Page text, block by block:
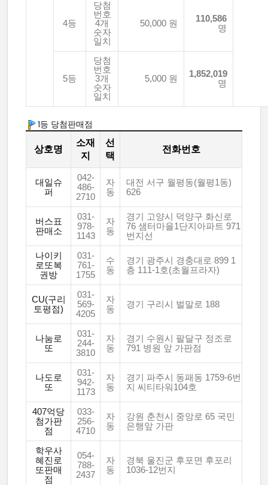
4등
당첨
번호
4개
숫자
일치
50,000 원
110,586
명
5등
당첨
번호
3개
숫자
일치
5,000 원
1,852,019
명
1등 당첨판매점
상호명
소재
지
선
택
전화번호
대일슈
퍼
042-
486-
2710
자
동
대전 서구 월평동(월평1동)
626
버스표
판매소
031-
978-
1143
자
동
경기 고양시 덕양구 화신로
76 샘터마을1단지아파트 971
번지선
나이키
로또복
권방
031-
761-
1755
수
동
경기 광주시 경충대로 899 1
층 111-1호(초월프라자)
CU(구리
토평점)
031-
569-
4205
자
동
경기 구리시 벌말로 188
나눔로
또
031-
244-
3810
자
동
경기 수원시 팔달구 정조로
791 병원 앞 가판점
나도로
또
031-
942-
1173
자
동
경기 파주시 동패동 1759-6번
지 씨티타워104호
407억당
첨가판
점
033-
256-
4710
자
동
강원 춘천시 중앙로 65 국민
은행앞 가판
학우사
혜진로
또판매
점
054-
788-
2437
자
동
경북 울진군 후포면 후포리
1036-12번지